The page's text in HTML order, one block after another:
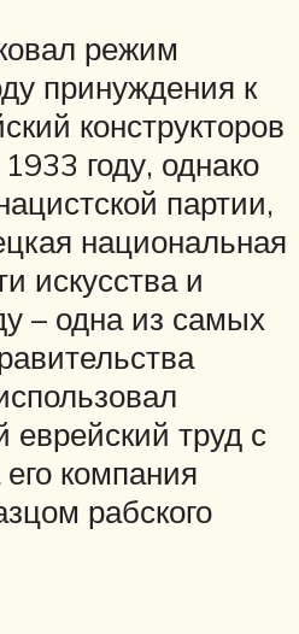
режим
принуждения к
конструкторов
году, однако
партии,
национальная
искусства и
– одна из самых
еврейский труд с
его компания
рабского